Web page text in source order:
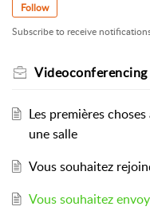
Follow
Subscribe to receive
Les premières
une salle
Vous souhaitez
Vous souhaitez